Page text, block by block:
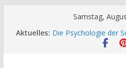
Samstag,
Aktuelles: Die Psychologie der
Die Wissenschaft